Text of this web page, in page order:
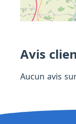
Avis
Aucun avis